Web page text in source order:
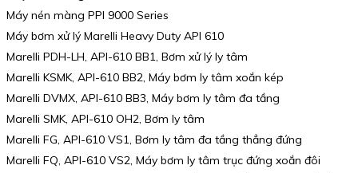
Máy nén màng PPI 9000 Series
Máy bơm xử lý Marelli Heavy Duty API 610
Marelli PDH-LH, API-610 BB1, Bơm xử lý ly tâm
Marelli KSMK, API-610 BB2, Máy bơm ly tâm xoắn kép
Marelli DVMX, API-610 BB3, Máy bơm ly tâm đa tầng
Marelli SMK, API-610 OH2, Bơm ly tâm
Marelli FG, API-610 VS1, Bơm ly tâm đa tầng thẳng đứng
Marelli FQ, API-610 VS2, Máy bơm ly tâm trục đứng xoắn đôi